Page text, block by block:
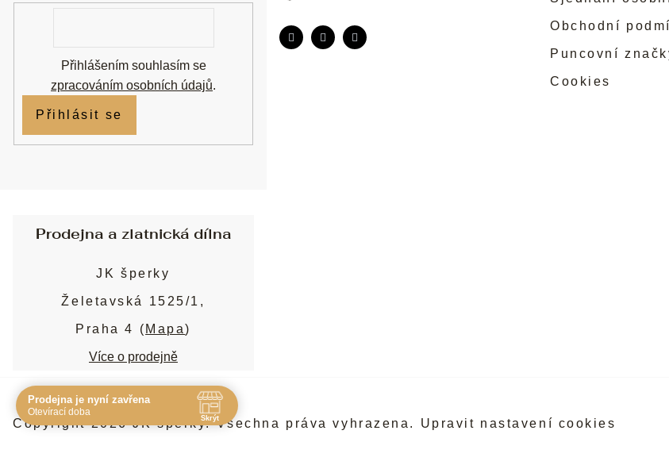
Obchodní
Puncovní
Cookies
Přihlášením souhlasím se
zpracováním osobních údajů.
Přihlásit se
Prodejna a zlatnická dílna
JK šperky
Želetavská 1525/1,
Praha 4 ( Mapa)
Více o prodejně
Copyright 2026JK šperky. Všechna práva vyhrazena. Upravit nastavení cookies
Prodejna je nyní zavřena
Otevírací doba
Skrýt
Navštivte nás osobně
Čas Pauza